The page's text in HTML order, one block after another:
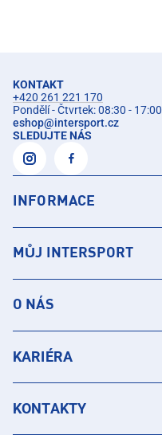
KONTAKT
+420 261 221 170
Pondělí - Čtvrtek: 08:30 -
eshop@intersport.cz
SLEDUJTE NÁS
INFORMACE
MŮJ INTERSPORT
O NÁS
KARIÉRA
KONTAKTY